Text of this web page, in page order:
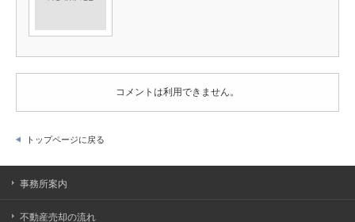
コメントは利用できません。
トップページに戻る
事務所案内
不動産売却の流れ